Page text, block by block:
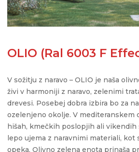
OLIO (Ral 6003 F
V sožitju z naravo – OLIO je naša
živi v harmoniji z naravo, zelenimi
drevesi. Posebej dobra izbira bo za
ozelenjeno okolje. V mediteranskem
hišah, kmečkih poslopjih ali vikendih
lepo ujema z naravnimi materiali, kot
opeka. Olivno zelena enota prinaša